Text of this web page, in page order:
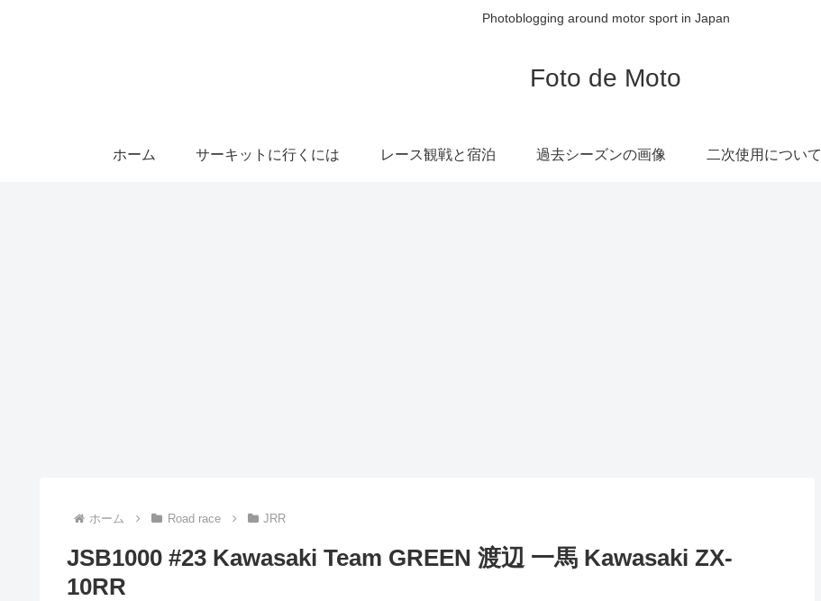
Photoblogging around motor sport in Japan
Foto de Moto
ホーム サーキットに行くには レース観戦と宿泊 過去シーズンの画像 二次使用について
ホーム Road race JRR
JSB1000 #23 Kawasaki Team GREEN 渡辺 一馬 Kawasaki ZX-
10RR